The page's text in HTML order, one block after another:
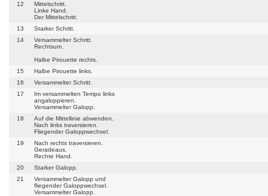
12
Mittelschritt.
Linke Hand.
Der Mittelschritt.
13
Starker Schritt.
14
Versammelter Schritt.
Rechtsum.
Halbe Pirouette rechts.
15
Halbe Pirouette links.
16
Versammelter Schritt.
17
Im versammelten Tempo links
angaloppieren.
Versammelter Galopp.
18
Auf die Mittellinie abwenden.
Nach links traversieren.
Fliegender Galoppwechsel.
19
Nach rechts traversieren.
Geradeaus.
Rechte Hand.
20
Starker Galopp.
21
Versammelter Galopp und
fliegender Galoppwechsel.
Versammelter Galopp.